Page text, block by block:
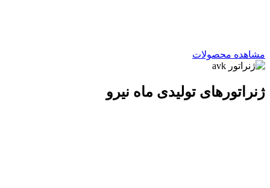
مشاهده محصولات
ژنراتورهای تولیدی ماه نیرو